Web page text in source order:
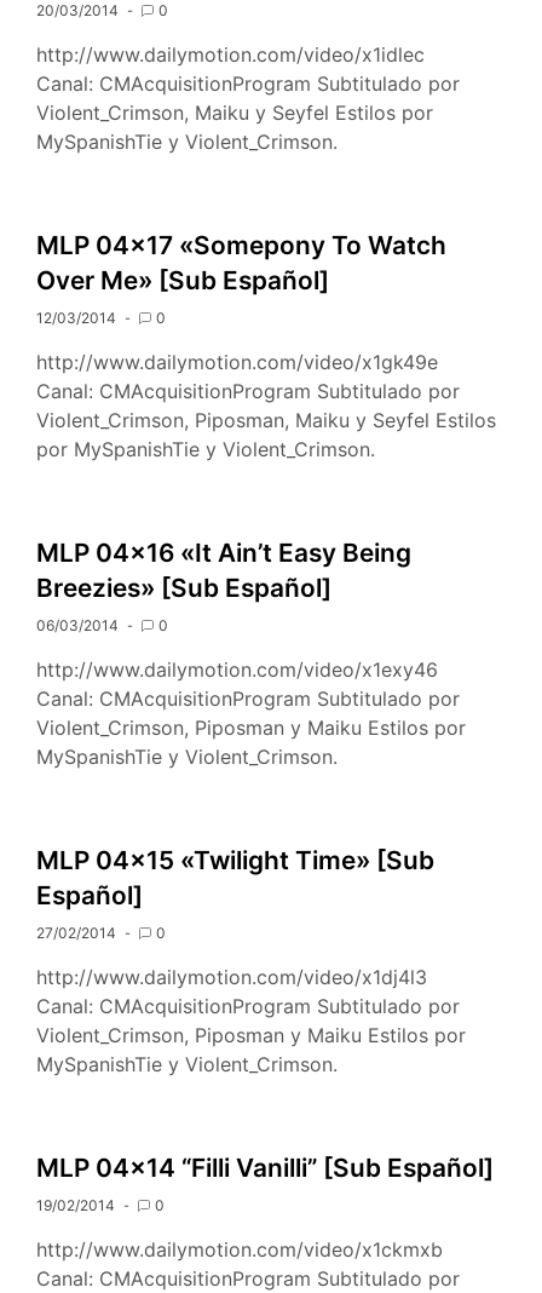
20/03/2014 0
http://www.dailymotion.com/video/x1idlec
Canal: CMAcquisitionProgram Subtitulado por
Violent_Crimson, Maiku y Seyfel Estilos por
MySpanishTie y Violent_Crimson.
MLP 04×17 «Somepony To Watch
Over Me» [Sub Español]
12/03/2014 0
http://www.dailymotion.com/video/x1gk49e
Canal: CMAcquisitionProgram Subtitulado por
Violent_Crimson, Piposman, Maiku y Seyfel Estilos
por MySpanishTie y Violent_Crimson.
MLP 04×16 «It Ain’t Easy Being
Breezies» [Sub Español]
06/03/2014 0
http://www.dailymotion.com/video/x1exy46
Canal: CMAcquisitionProgram Subtitulado por
Violent_Crimson, Piposman y Maiku Estilos por
MySpanishTie y Violent_Crimson.
MLP 04×15 «Twilight Time» [Sub
Español]
27/02/2014 0
http://www.dailymotion.com/video/x1dj4l3
Canal: CMAcquisitionProgram Subtitulado por
Violent_Crimson, Piposman y Maiku Estilos por
MySpanishTie y Violent_Crimson.
MLP 04×14 “Filli Vanilli” [Sub Español]
19/02/2014 0
http://www.dailymotion.com/video/x1ckmxb
Canal: CMAcquisitionProgram Subtitulado por